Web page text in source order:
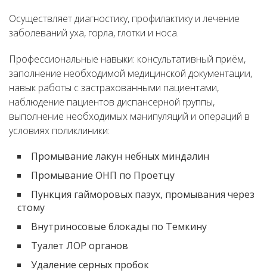
Осуществляет диагностику, профилактику и лечение
заболеваний уха, горла, глотки и носа.
Профессиональные навыки: консультативный приём,
заполнение необходимой медицинской документации,
навык работы с застрахованными пациентами,
наблюдение пациентов диспансерной группы,
выполнение необходимых манипуляций и операций в
условиях поликлиники:
Промывание лакун небных миндалин
Промывание ОНП по Проетцу
Пункция гайморовых пазух, промывания через
стому
Внутриносовые блокады по Темкину
Туалет ЛОР органов
Удаление серных пробок